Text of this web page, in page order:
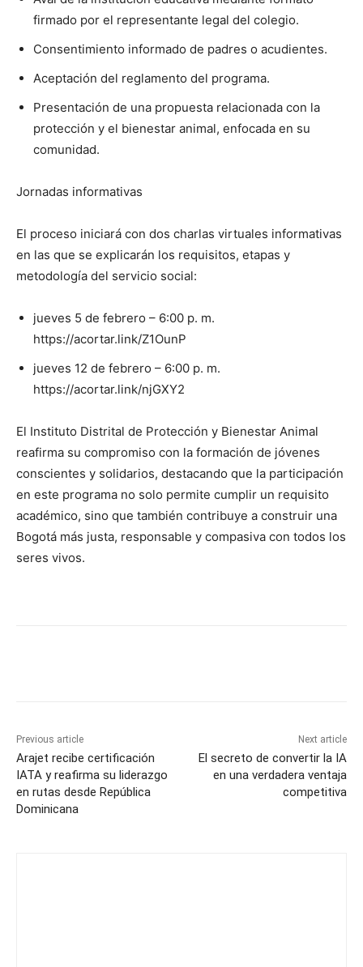
firmado por el representante legal del colegio.
Consentimiento informado de padres o acudientes.
Aceptación del reglamento del programa.
Presentación de una propuesta relacionada con la
protección y el bienestar animal, enfocada en su
comunidad.
Jornadas informativas
El proceso iniciará con dos charlas virtuales informativas
en las que se explicarán los requisitos, etapas y
metodología del servicio social:
jueves 5 de febrero – 6:00 p. m.
https://acortar.link/Z1OunP
jueves 12 de febrero – 6:00 p. m.
https://acortar.link/njGXY2
El Instituto Distrital de Protección y Bienestar Animal
reafirma su compromiso con la formación de jóvenes
conscientes y solidarios, destacando que la participación
en este programa no solo permite cumplir un requisito
académico, sino que también contribuye a construir una
Bogotá más justa, responsable y compasiva con todos los
seres vivos.
Previous article
Arajet recibe certificación
IATA y reafirma su liderazgo
en rutas desde República
Dominicana
Next article
El secreto de convertir la IA
en una verdadera ventaja
competitiva